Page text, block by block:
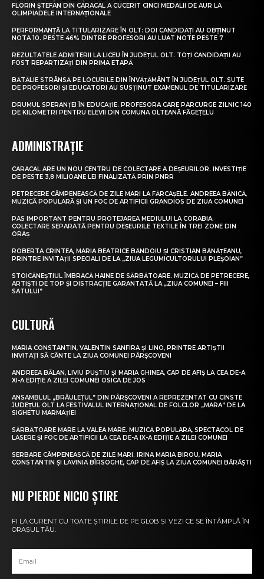
FLORIN ȘTEFAN DIN CARACAL A CUCERIT CINCI MEDALII DE AUR LA
OLIMPIADELE INTERNAȚIONALE
PERFORMANȚĂ LA TITULARIZARE ÎN OLT: DOI CANDIDAȚI AU OBȚINUT
NOTA 10. PESTE 46% DINTRE PROFESORI AU LUAT NOTE PESTE 7
REZULTATELE ADMITERII LA LICEU ÎN JUDEȚUL OLT. TOȚI CANDIDAȚII AU
FOST REPARTIZAȚI DIN PRIMA ETAPĂ
BĂTĂLIE STRÂNSĂ PE LOCURILE DIN ÎNVĂȚĂMÂNT ÎN JUDEȚUL OLT. SUTE
DE PROFESORI ȘI EDUCATORI AU SUSȚINUT EXAMENUL DE TITULARIZARE
DRUMUL SPERANȚEI ÎN EDUCAȚIE. PROFESORA CARE PARCURGE ZILNIC 140
DE KILOMETRI PENTRU ELEVII DIN COMUNA OLTEANĂ FĂGEȚELU
ADMINISTRAȚIE
CARACAL ARE UN NOU CENTRU DE COLECTARE A DEȘEURILOR. INVESTIȚIE
DE PESTE 3,8 MILIOANE LEI FINALIZATĂ PRIN PNRR
PETRECERE CÂMPENEASCĂ DE ZILE MARI LA FĂRCAȘELE. ANDREEA BĂNICĂ,
MUZICĂ POPULARĂ ȘI UN FOC DE ARTIFICII GRANDIOS DE ZIUA COMUNEI
PAS IMPORTANT PENTRU PROTEJAREA MEDIULUI LA CORABIA.
COLECTARE SEPARATĂ PENTRU DEȘEURILE TEXTILE ÎN TREI ZONE DIN
ORAȘ
ROBERTA CRINTEA, MARIA BEATRICE BĂNDOIU ȘI CRISTIAN BĂNĂȚEANU,
PRINTRE INVITAȚII SPECIALI DE LA „ZIUA LEGUMICULTORULUI PLEȘOIAN”
STOICĂNEȘTIUL ÎMBRACĂ HAINE DE SĂRBĂTOARE. MUZICĂ DE PETRECERE,
ARTIȘTI DE TOP ȘI DISTRACȚIE GARANTATĂ LA „ZIUA COMUNEI – FIII
SATULUI”
CULTURĂ
MARIA CONSTANTIN, VALENTIN SANFIRA ȘI LINO, PRINTRE ARTIȘTII
INVITAȚI SĂ CÂNTE LA ZIUA COMUNEI PÂRȘCOVENI
ANDREEA BĂLAN, LIVIU PUȘTIU ȘI MARIA GHINEA, CAP DE AFIȘ LA CEA DE-A
XI-A EDIȚIE A ZILEI COMUNEI OSICA DE JOS
ANSAMBLUL „BRÂULEȚUL” DIN PÂRȘCOVENI A REPREZENTAT CU CINSTE
JUDEȚUL OLT LA FESTIVALUL INTERNAȚIONAL DE FOLCLOR „MARA” DE LA
SIGHETU MARMAȚIEI
SĂRBĂTOARE MARE LA VALEA MARE. MUZICĂ POPULARĂ, SPECTACOL DE
LASERE ȘI FOC DE ARTIFICII LA CEA DE-A IX-A EDIȚIE A ZILEI COMUNEI
SERBARE CÂMPENEASCĂ DE ZILE MARI. IRINA MARIA BIROU, MARIA
CONSTANTIN ȘI LAVINIA BÎRSOGHE, CAP DE AFIȘ LA ZIUA COMUNEI BĂRĂȘTI
NU PIERDE NICIO ȘTIRE
FI LA CURENT CU TOATE ȘTIRILE DE PE GLOB ȘI VEZI CE SE ÎNTÂMPLĂ ÎN
ORAȘUL TĂU.